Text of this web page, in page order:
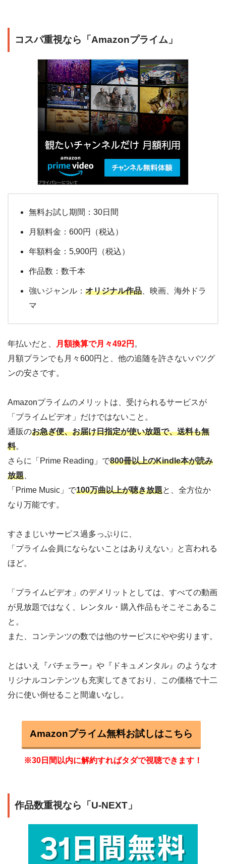
コスパ重視なら「Amazonプライム」
無料お試し期間：30日間
月額料金：600円（税込）
年額料金：5,900円（税込）
作品数：数千本
強いジャンル： オリジナル作品 、映画、海外ドラ
マ
年払いだと、 月額換算で月々492円 。
月額プランでも月々600円と、他の追随を許さないバツグ
ンの安さです。
Amazonプライムのメリットは、受けられるサービスが
「プライムビデオ」だけではないこと。
通販のお急ぎ便、お届け日指定が使い放題で、送料も無
料。
さらに「Prime Reading」で800冊以上のKindle本が読み
放題
「Prime Music」で100万曲以上が聴き放題と、全方位か
なり万能です。
すさまじいサーピス過多っぷりに、
「プライム会員にならないことはありえない」と言われる
ほど。
「プライムビデオ」のデメリットとしては、すべての動画
が見放題ではなく、レンタル・購入作品もそこそこあるこ
と。
また、コンテンツの数では他のサーピスにやや劣ります。
とはいえ『バチェラー』や『ドキュメンタル』のようなオ
リジナルコンテンツも充実してきており、この価格で十二
分に使い倒せること間違いなし。
Amazonプライム無料お試しはこちら
※30日間以内に解約すればタダで視聴できます！
作品数重視なら「U-NEXT」